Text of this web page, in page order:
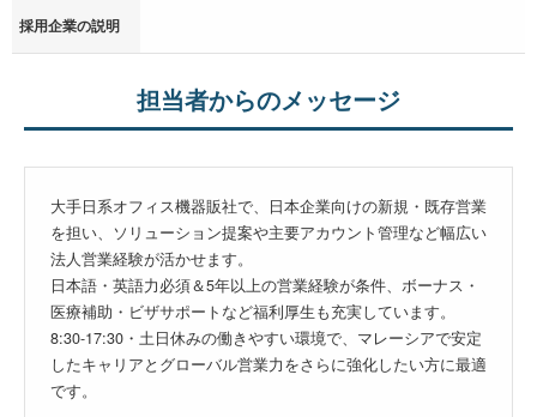
採用企業の説明
担当者からのメッセージ
大手日系オフィス機器販社で、日本企業向けの新規・既存営業
を担い、ソリューション提案や主要アカウント管理など幅広い
法人営業経験が活かせます。
日本語・英語力必須＆5年以上の営業経験が条件、ボーナス・
医療補助・ビザサポートなど福利厚生も充実しています。
8:30-17:30・土日休みの働きやすい環境で、マレーシアで安定
したキャリアとグローバル営業力をさらに強化したい方に最適
です。